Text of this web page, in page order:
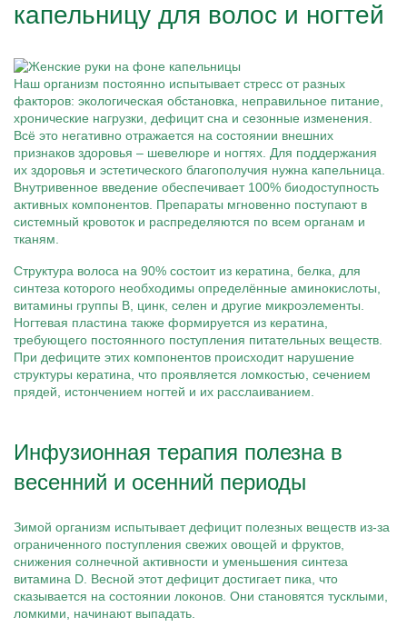
капельницу для волос и ногтей
Наш организм постоянно испытывает стресс от разных
факторов: экологическая обстановка, неправильное питание,
хронические нагрузки, дефицит сна и сезонные изменения.
Всё это негативно отражается на состоянии внешних
признаков здоровья – шевелюре и ногтях. Для поддержания
их здоровья и эстетического благополучия нужна капельница.
Внутривенное введение обеспечивает 100% биодоступность
активных компонентов. Препараты мгновенно поступают в
системный кровоток и распределяются по всем органам и
тканям.
Структура волоса на 90% состоит из кератина, белка, для
синтеза которого необходимы определённые аминокислоты,
витамины группы B, цинк, селен и другие микроэлементы.
Ногтевая пластина также формируется из кератина,
требующего постоянного поступления питательных веществ.
При дефиците этих компонентов происходит нарушение
структуры кератина, что проявляется ломкостью, сечением
прядей, истончением ногтей и их расслаиванием.
Инфузионная терапия полезна в
весенний и осенний периоды
Зимой организм испытывает дефицит полезных веществ из-за
ограниченного поступления свежих овощей и фруктов,
снижения солнечной активности и уменьшения синтеза
витамина D. Весной этот дефицит достигает пика, что
сказывается на состоянии локонов. Они становятся тусклыми,
ломкими, начинают выпадать.